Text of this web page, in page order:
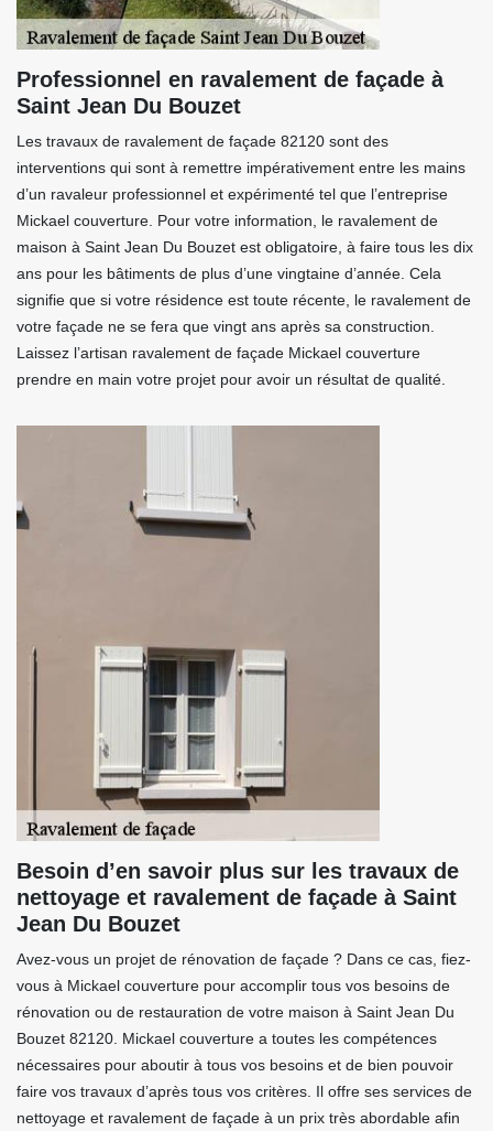
Professionnel en ravalement de façade à
Saint Jean Du Bouzet
Les travaux de ravalement de façade 82120 sont des
interventions qui sont à remettre impérativement entre les mains
d’un ravaleur professionnel et expérimenté tel que l’entreprise
Mickael couverture. Pour votre information, le ravalement de
maison à Saint Jean Du Bouzet est obligatoire, à faire tous les dix
ans pour les bâtiments de plus d’une vingtaine d’année. Cela
signifie que si votre résidence est toute récente, le ravalement de
votre façade ne se fera que vingt ans après sa construction.
Laissez l’artisan ravalement de façade Mickael couverture
prendre en main votre projet pour avoir un résultat de qualité.
Besoin d’en savoir plus sur les travaux de
nettoyage et ravalement de façade à Saint
Jean Du Bouzet
Avez-vous un projet de rénovation de façade ? Dans ce cas, fiez-
vous à Mickael couverture pour accomplir tous vos besoins de
rénovation ou de restauration de votre maison à Saint Jean Du
Bouzet 82120. Mickael couverture a toutes les compétences
nécessaires pour aboutir à tous vos besoins et de bien pouvoir
faire vos travaux d’après tous vos critères. Il offre ses services de
nettoyage et ravalement de façade à un prix très abordable afin